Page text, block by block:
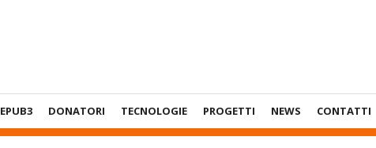
EPUB3 DONATORI TECNOLOGIE PROGETTI NEWS CONTATTI